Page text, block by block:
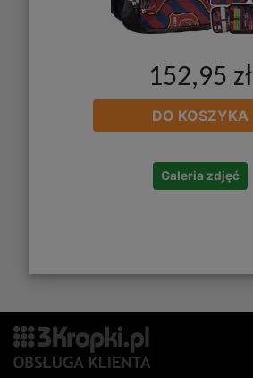
152,95 zł
DO KOSZYKA
Galeria zdjęć